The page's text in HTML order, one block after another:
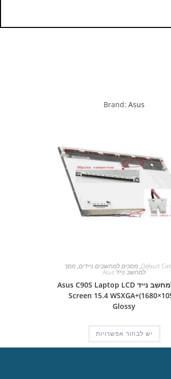
Brand: Asus
Default
,מסכים למחשבים ניידים,מסך
למחשב נייד Asus
מסך למחשב נייד Asus C90S Laptop LCD
Screen 15.4
Glossy
יש לבחור אפשרויות